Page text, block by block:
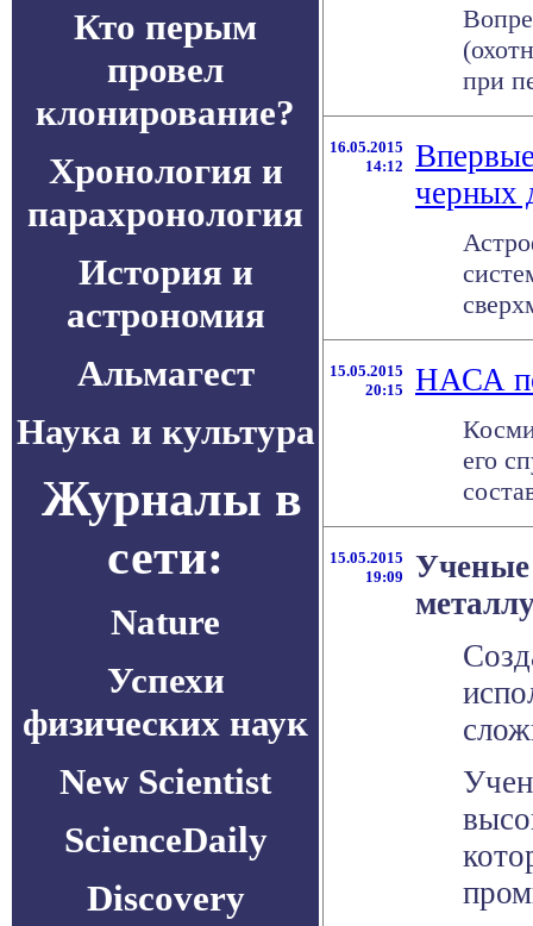
Кто перым
провел
клонирование?
Хронология и
парахронология
История и
астрономия
Альмагест
Наука и культура
Журналы в
сети:
Nature
Успехи
физических наук
New Scientist
ScienceDaily
Discovery
при
16.05.2015
14:12
черных
15.05.2015
20:15
НАСА
его
15.05.2015
19:09
Ученые